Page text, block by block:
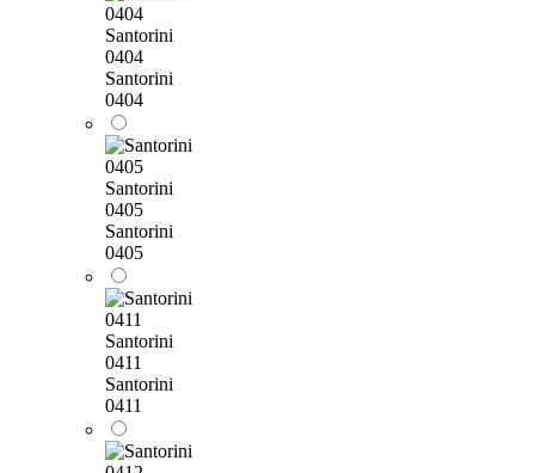
Santorini
0404
Santorini
0404
Santorini
0405
Santorini
0405
Santorini
0411
Santorini
0411